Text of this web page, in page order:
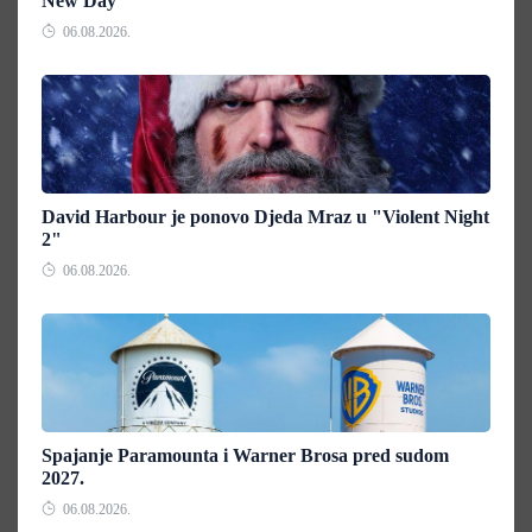
06.08.2026.
David Harbour je ponovo Djeda Mraz u "Violent Night
2"
06.08.2026.
Spajanje Paramounta i Warner Brosa pred sudom
2027.
06.08.2026.